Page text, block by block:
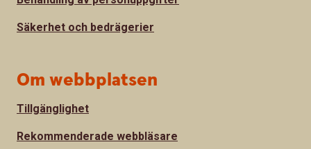
Säkerhet och bedrägerier
Om webbplatsen
Tillgänglighet
Rekommenderade webbläsare